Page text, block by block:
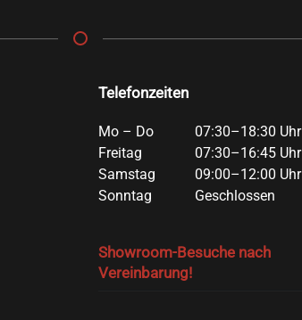
Telefonzeiten
Mo – Do
07:30–18:30 Uhr
Freitag
07:30–16:45 Uhr
Samstag
09:00–12:00 Uhr
Sonntag
Geschlossen
Showroom-Besuche nach
Vereinbarung!